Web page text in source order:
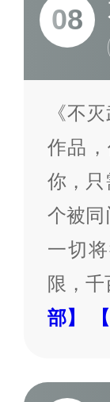
08
《不
作品
你，只
个被同
一切
限，
部】